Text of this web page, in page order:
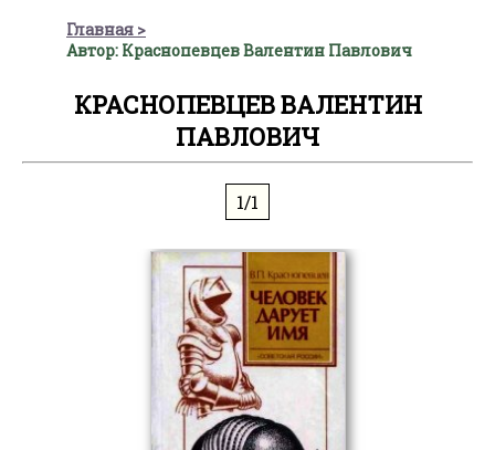
Главная
Автор: Краснопевцев Валентин Павлович
КРАСНОПЕВЦЕВ ВАЛЕНТИН
ПАВЛОВИЧ
1/1